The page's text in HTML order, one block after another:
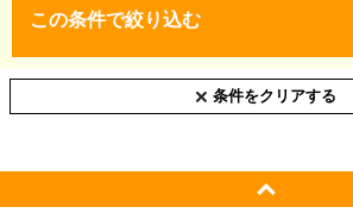
この条件で絞り込む
条件をクリアする